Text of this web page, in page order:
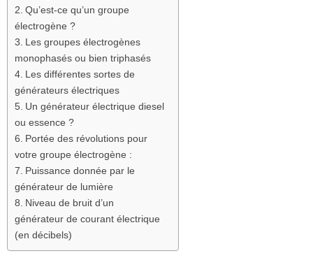
Qu’est-ce qu’un groupe
électrogène ?
Les groupes électrogènes
monophasés ou bien triphasés
Les différentes sortes de
générateurs électriques
Un générateur électrique diesel
ou essence ?
Portée des révolutions pour
votre groupe électrogène :
Puissance donnée par le
générateur de lumière
Niveau de bruit d’un
générateur de courant électrique
(en décibels)